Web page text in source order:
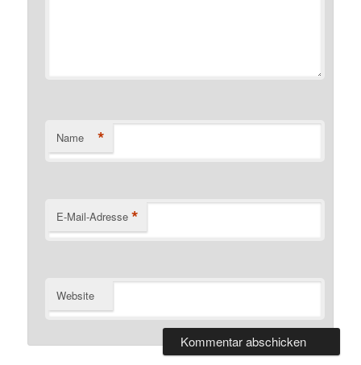
Name *
E-Mail-Adresse *
Website